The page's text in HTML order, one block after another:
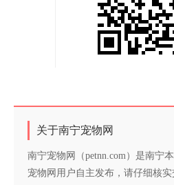
关于南宁宠物网
南宁宠物网（petnn.com）是南宁
宠物网用户自主发布，请仔细核实